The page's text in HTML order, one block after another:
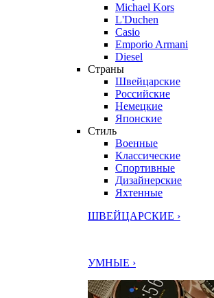
Michael Kors
L'Duchen
Casio
Emporio Armani
Diesel
Страны
Швейцарские
Российские
Немецкие
Японские
Стиль
Военные
Классические
Спортивные
Дизайнерские
Яхтенные
ШВЕЙЦАРСКИЕ ›
УМНЫЕ ›